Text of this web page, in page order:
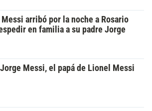
arribó por la noche a Rosario
en familia a su padre Jorge
Messi, el papá de Lionel Messi